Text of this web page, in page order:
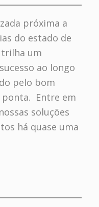
próxima a
do estado de
trilha um
ao longo
pelo bom
ponta. Entre em
soluções
há quase uma